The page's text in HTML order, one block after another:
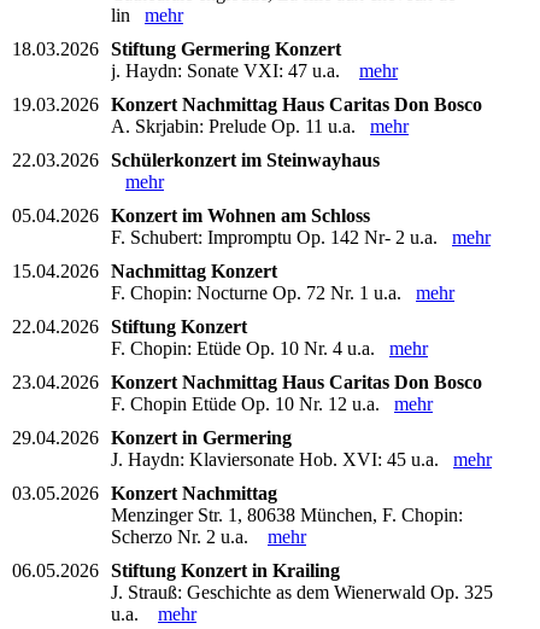
lin mehr
18.03.2026 Stiftung Germering Konzert
j. Haydn: Sonate VXI: 47 u.a. mehr
19.03.2026 Konzert Nachmittag Haus Caritas Don Bosco
A. Skrjabin: Prelude Op. 11 u.a. mehr
22.03.2026 Schülerkonzert im Steinwayhaus
mehr
05.04.2026 Konzert im Wohnen am Schloss
F. Schubert: Impromptu Op. 142 Nr- 2 u.a. mehr
15.04.2026 Nachmittag Konzert
F. Chopin: Nocturne Op. 72 Nr. 1 u.a. mehr
22.04.2026 Stiftung Konzert
F. Chopin: Etüde Op. 10 Nr. 4 u.a. mehr
23.04.2026 Konzert Nachmittag Haus Caritas Don Bosco
F. Chopin Etüde Op. 10 Nr. 12 u.a. mehr
29.04.2026 Konzert in Germering
J. Haydn: Klaviersonate Hob. XVI: 45 u.a. mehr
03.05.2026 Konzert Nachmittag
Menzinger Str. 1, 80638 München, F. Chopin:
Scherzo Nr. 2 u.a. mehr
06.05.2026 Stiftung Konzert in Krailing
J. Strauß: Geschichte as dem Wienerwald Op. 325
u.a. mehr